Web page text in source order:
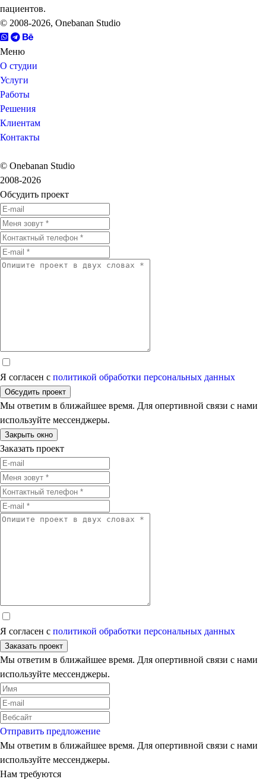
пациентов.
© 2008-2026, Onebanan Studio
Меню
О студии
Услуги
Работы
Решения
Клиентам
Контакты
© Onebanan Studio
2008-2026
Обсудить проект
Я согласен с политикой обработки персональных данных
Обсудить проект
Мы ответим в ближайшее время. Для опертивной связи с нами
используйте мессенджеры.
Закрыть окно
Заказать проект
Я согласен с политикой обработки персональных данных
Заказать проект
Мы ответим в ближайшее время. Для опертивной связи с нами
используйте мессенджеры.
Отправить предложение
Мы ответим в ближайшее время. Для опертивной связи с нами
используйте мессенджеры.
Нам требуются